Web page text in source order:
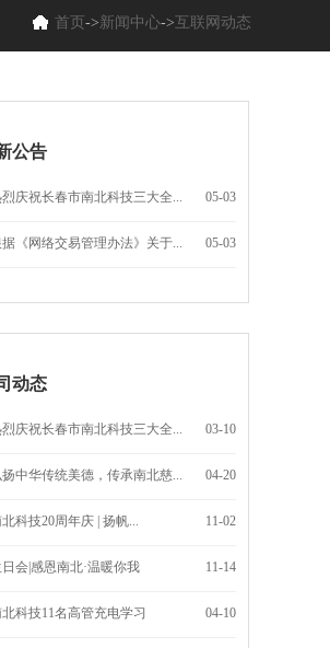
首页 ->新闻中心-> 互联网动态
公告
庆祝长春市南北科技三大全... 05-03
《网络交易管理办法》关于... 05-03
动态
庆祝长春市南北科技三大全... 03-10
中华传统美德，传承南北慈... 04-20
科技20周年庆 | 扬帆... 11-02
会|感恩南北·温暖你我 11-14
科技11名高管充电学习 04-10